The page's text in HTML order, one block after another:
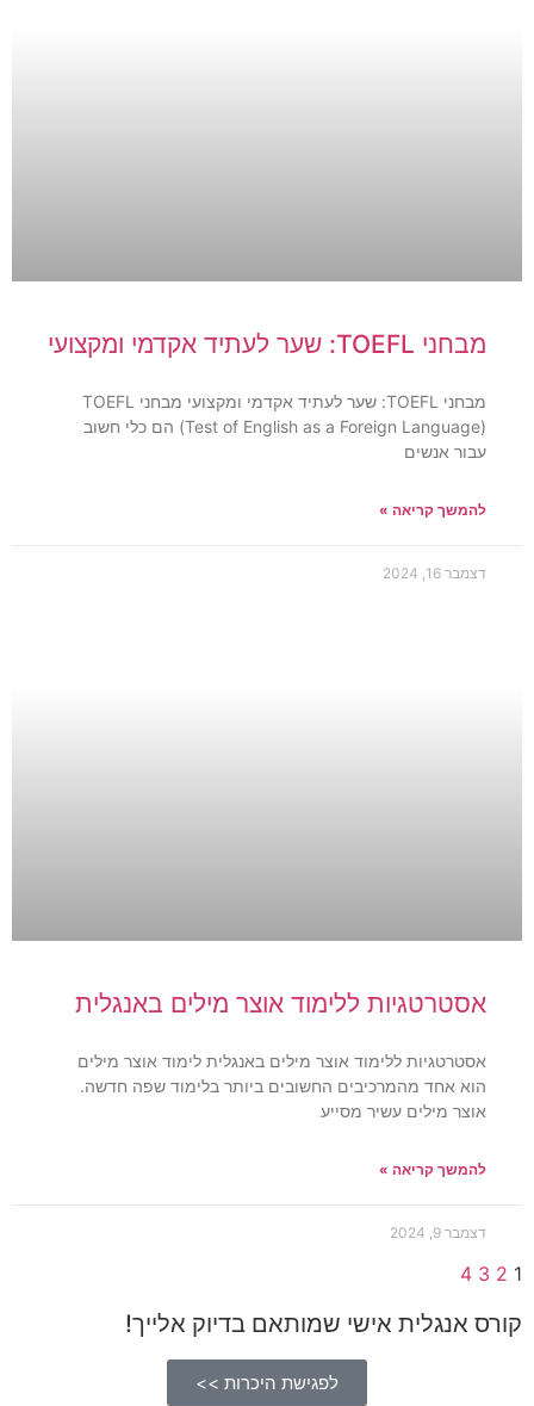
מבחני TOEFL: שער לעתיד אקדמי ומקצועי
מבחני TOEFL: שער לעתיד אקדמי ומקצועי מבחני TOEFL
(Test of English as a Foreign Language) הם כלי חשוב
עבור אנשים
להמשך קריאה »
דצמבר 16, 2024
אסטרטגיות ללימוד אוצר מילים באנגלית
אסטרטגיות ללימוד אוצר מילים באנגלית לימוד אוצר מילים
הוא אחד מהמרכיבים החשובים ביותר בלימוד שפה חדשה.
אוצר מילים עשיר מסייע
להמשך קריאה »
דצמבר 9, 2024
1
2
3
4
קורס אנגלית אישי שמותאם בדיוק אלייך!
לפגישת היכרות >>